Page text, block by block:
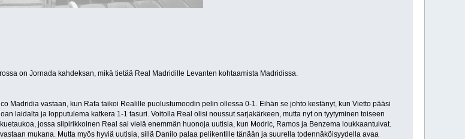
on Jornada kahdeksan, mikä tietää Real Madridille Levanten kohtaamista Madridissa.
Madridia vastaan, kun Rafa taikoi Realille puolustumoodin pelin ollessa 0-1. Eihän se johto kestänyt, kun Vietto pääsi
laidalta ja lopputulema katkera 1-1 tasuri. Voitolla Real olisi noussut sarjakärkeen, mutta nyt on tyytyminen toiseen
jossa siipirikkoinen Real sai vielä enemmän huonoja uutisia, kun Modric, Ramos ja Benzema loukkaantuivat.
mukana. Mutta myös hyviä uutisia, sillä Danilo palaa pelikentille tänään ja suurella todennäköisyydella avaa